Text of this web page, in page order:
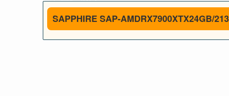
SAPPHIRE SAP-AMDRX7900XTX24GB/